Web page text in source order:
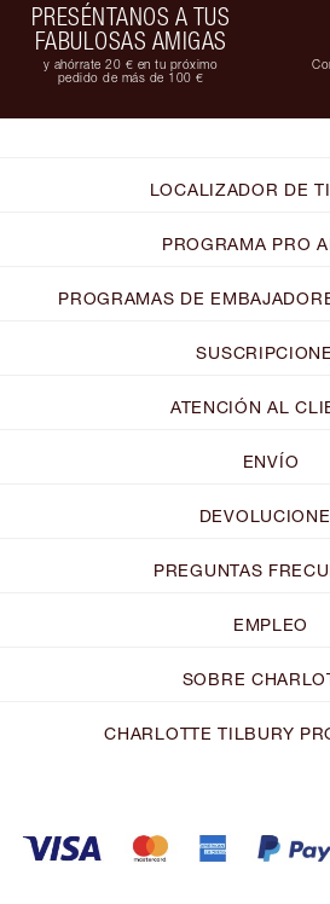
PRESÉNTANOS A TUS
FABULOSAS AMIGAS
y ahórrate 20 € en tu próximo
pedido de más de 100 €
LOCALIZADOR DE
PROGRAMA PRO
PROGRAMAS DE
ATENCIÓN AL
ENVÍO
PREGUNTAS
EMPLEO
SOBRE
CHARLOTTE TILBURY